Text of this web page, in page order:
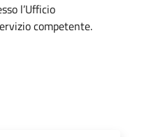
l’Ufficio
competente.